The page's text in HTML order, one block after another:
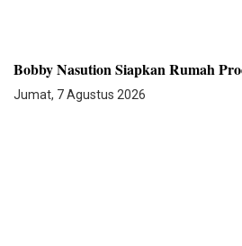
Bobby Nasution Siapkan Rumah
Jumat, 7 Agustus 2026